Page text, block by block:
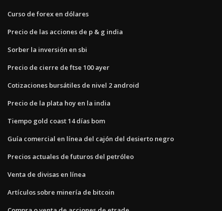
Curso de forex en dólares
Precio de las acciones de p & g india
Sorber la inversión en sbi
Precio de cierre de ftse 100 ayer
Cotizaciones bursátiles de nivel 2 android
Precio de la plata hoy en la india
Tiempo gold coast 14 días bom
Guía comercial en línea del cajón del desierto negro
Precios actuales de futuros del petróleo
Venta de divisas en línea
Artículos sobre minería de bitcoin